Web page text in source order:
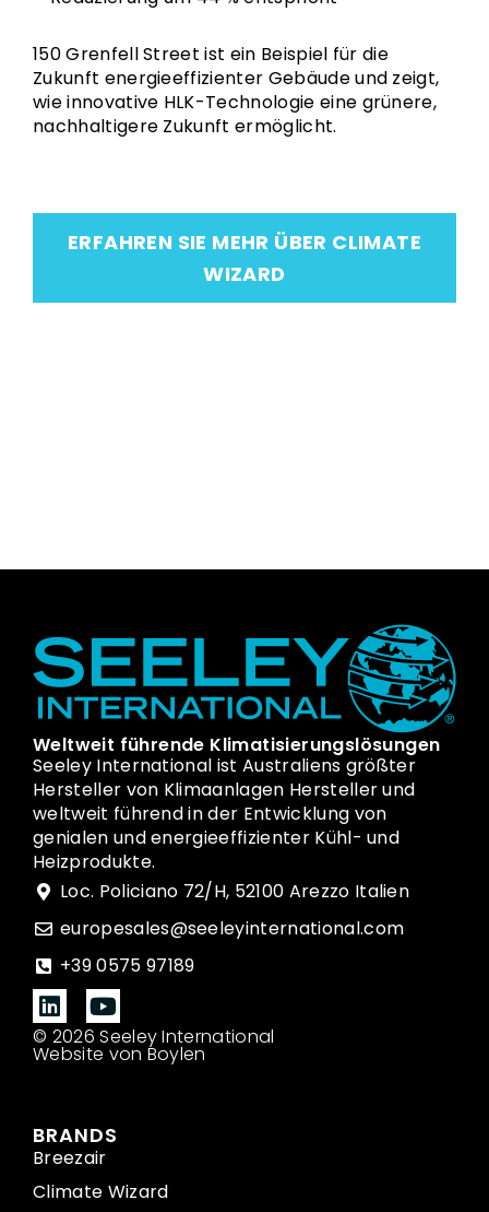
150 Grenfell Street ist ein Beispiel für die
Zukunft energieeffizienter Gebäude und zeigt,
wie innovative HLK-Technologie eine grünere,
nachhaltigere Zukunft ermöglicht.
ERFAHREN SIE MEHR ÜBER CLIMATE
WIZARD
Weltweit führende Klimatisierungslösungen
Seeley International ist Australiens größter
Hersteller von Klimaanlagen Hersteller und
weltweit führend in der Entwicklung von
genialen und energieeffizienter Kühl- und
Heizprodukte.
Loc. Policiano 72/H, 52100 Arezzo Italien
europesales@seeleyinternational.com
+39 0575 97189
© 2026 Seeley International
Website von Boylen
BRANDS
Breezair
Climate Wizard